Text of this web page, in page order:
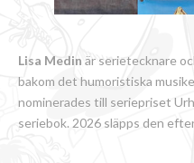
Lisa Medin är serietecknare
bakom det humoristiska
nominerades till seriepriset
seriebok. 2026 släpps den